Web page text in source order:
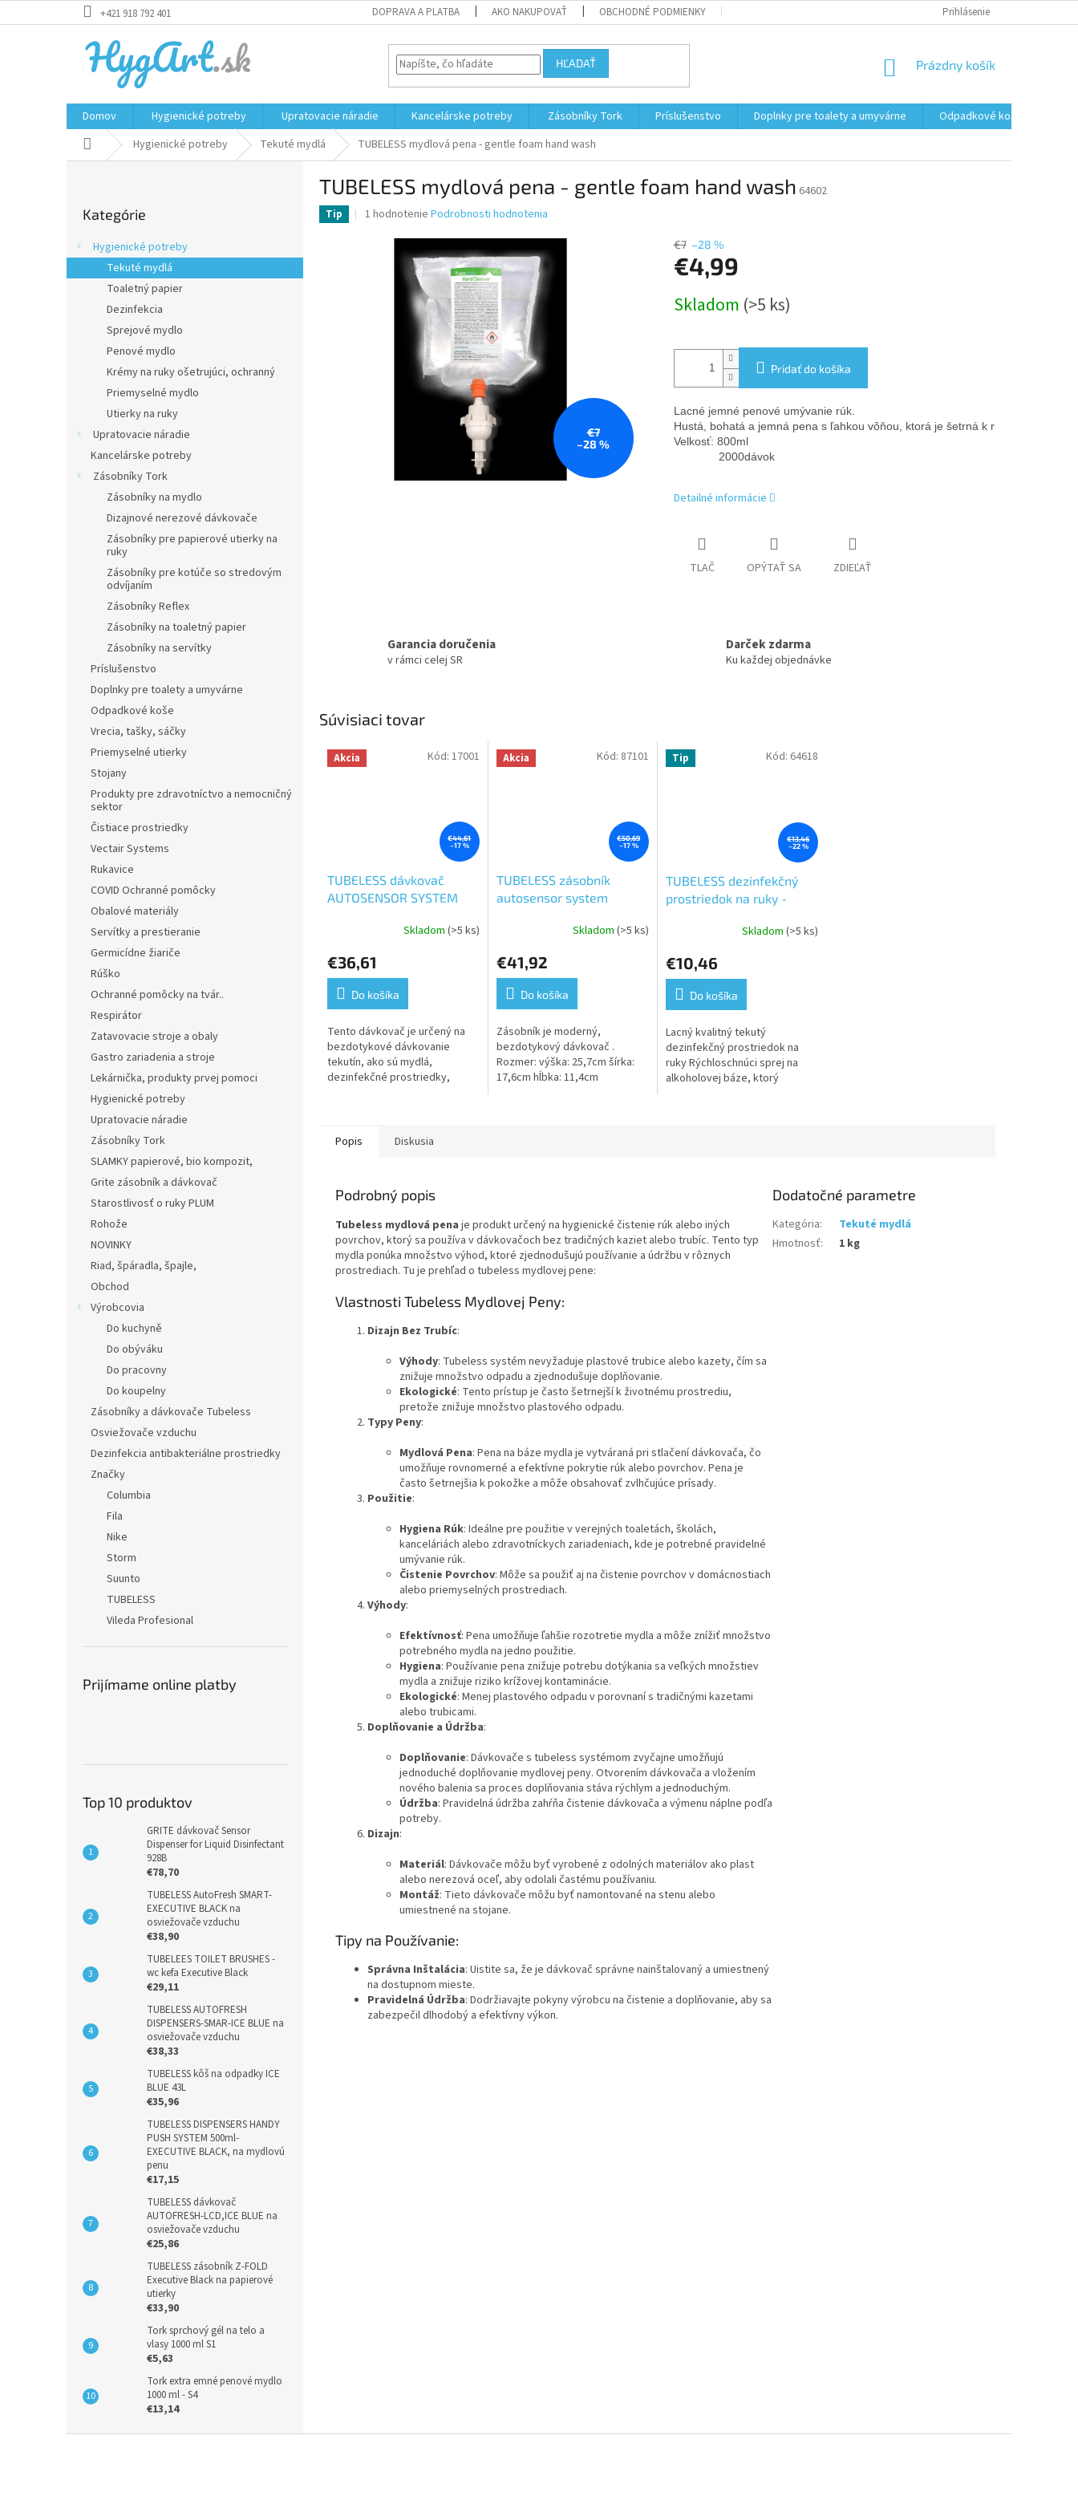
na
+421 918 792 401 DOPRAVA A PLATBA AKO NAKUPOVAŤ OBCHODNÉ PODMIENKY FORMULÁR NA
Prihlásenie
HĽADAŤ
NÁKUPNÝ
Prázdny košík
Domov Hygienické potreby Upratovacie náradie Kancelárske potreby Zásobníky Tork Príslušenstvo Doplnky pre toalety a umyvárne Odpadkové koše
Domov Hygienické potreby Tekuté mydlá TUBELESS mydlová pena - gentle foam hand wash
p
a
kategórie
Kategórie
Hygienické potreby
Tekuté mydlá
Toaletný papier
Dezinfekcia
Sprejové mydlo
Penové mydlo
Krémy na ruky ošetrujúci, ochranný
Priemyselné mydlo
Utierky na ruky
Upratovacie náradie
Kancelárske potreby
Zásobníky Tork
Zásobníky na mydlo
Dizajnové nerezové dávkovače
Zásobníky pre papierové utierky na
ruky
Zásobníky pre kotúče so stredovým
odvíjaním
Zásobníky Reflex
Zásobníky na toaletný papier
Zásobníky na servítky
Príslušenstvo
Doplnky pre toalety a umyvárne
Odpadkové koše
Vrecia, tašky, sáčky
Priemyselné utierky
Stojany
Produkty pre zdravotníctvo a nemocničný
sektor
Čistiace prostriedky
Vectair Systems
Rukavice
COVID Ochranné pomôcky
Obalové materiály
Servítky a prestieranie
Germicídne žiariče
Rúško
Ochranné pomôcky na tvár..
Respirátor
Zatavovacie stroje a obaly
Gastro zariadenia a stroje
Lekárnička, produkty prvej pomoci
Hygienické potreby
Upratovacie náradie
Zásobníky Tork
SLAMKY papierové, bio kompozit,
Grite zásobník a dávkovač
Starostlivosť o ruky PLUM
Rohože
NOVINKY
Riad, špáradla, špajle,
Obchod
Výrobcovia
Do kuchyně
Do obýváku
Do pracovny
Do koupelny
Zásobníky a dávkovače Tubeless
Osviežovače vzduchu
Dezinfekcia antibakteriálne prostriedky
Značky
Columbia
Fila
Nike
Storm
Suunto
TUBELESS
Vileda Profesional
Prijímame online platby
Top 10 produktov
GRITE dávkovač Sensor
Dispenser for Liquid Disinfectant
928B
€78,70
TUBELESS AutoFresh SMART-
EXECUTIVE BLACK na
osviežovače vzduchu
€38,90
TUBELEES TOILET BRUSHES -
wc kefa Executive Black
€29,11
TUBELESS AUTOFRESH
DISPENSERS-SMAR-ICE BLUE na
osviežovače vzduchu
€38,33
TUBELESS kôš na odpadky ICE
BLUE 43L
€35,96
TUBELESS DISPENSERS HANDY
PUSH SYSTEM 500ml-
EXECUTIVE BLACK, na mydlovú
penu
€17,15
TUBELESS dávkovač
AUTOFRESH-LCD,ICE BLUE na
osviežovače vzduchu
€25,86
TUBELESS zásobník Z-FOLD
Executive Black na papierové
utierky
€33,90
Tork sprchový gél na telo a
vlasy 1000 ml S1
€5,63
Tork extra emné penové mydlo
1000 ml - S4
€13,14
TUBELESS mydlová pena - gentle foam hand wash 64602
Tip
Priemerné
produktu
hviezdičiek.
1 hodnotenie Podrobnosti hodnotenia
€7
–28 %
€7 –28 %
€4,99
cena:
Skladom (>5 ks)
Pridať do košíka
Lacné jemné penové umývanie rúk.
Hustá, bohatá a jemná pena s ľahkou vôňou, ktorá je šetrná k rukám.
Velkosť: 800ml
              2000dávok
Detailné informácie
TLAČ OPÝTAŤ SA ZDIEĽAŤ
Garancia doručenia
v rámci celej SR
Darček zdarma
Ku každej objednávke
Súvisiaci tovar
Akcia
€44,61
–17 %
TUBELESS dávkovač
AUTOSENSOR SYSTEM
Skladom (>5 ks)
€36,61
Do košíka
Tento dávkovač je určený na
bezdotykové dávkovanie
tekutín, ako sú mydlá,
dezinfekčné prostriedky,
Kód: 17001 Akcia
€50,69
–17 %
TUBELESS zásobník
autosensor system
produktu
je
5,0
z
5
hviezdičiek.
Skladom (>5 ks)
€41,92
Do košíka
Zásobník je moderný,
bezdotykový dávkovač .
Rozmer: výška: 25,7cm šírka:
17,6cm hĺbka: 11,4cm
Kód: 87101 Tip
€13,46
–22 %
TUBELESS dezinfekčný
prostriedok na ruky -
produktu
je
5,0
z
5
hviezdičiek.
Skladom(>5 ks)
€10,46
Do košíka
Lacný kvalitný tekutý
dezinfekčný prostriedok na
ruky Rýchloschnúci sprej na
alkoholovej báze, ktorý
Kód: 64618
Popis Diskusia
Podrobný popis
Tubeless mydlová pena je produkt určený na hygienické čistenie rúk alebo iných
povrchov, ktorý sa používa v dávkovačoch bez tradičných kaziet alebo trubíc. Tento typ
mydla ponúka množstvo výhod, ktoré zjednodušujú používanie a údržbu v rôznych
prostrediach. Tu je prehľad o tubeless mydlovej pene:
Vlastnosti Tubeless Mydlovej Peny:
Dizajn Bez Trubíc:
Výhody: Tubeless systém nevyžaduje plastové trubice alebo kazety, čím sa
znižuje množstvo odpadu a zjednodušuje doplňovanie.
Ekologické: Tento prístup je často šetrnejší k životnému prostrediu,
pretože znižuje množstvo plastového odpadu.
Typy Peny:
Mydlová Pena: Pena na báze mydla je vytváraná pri stlačení dávkovača, čo
umožňuje rovnomerné a efektívne pokrytie rúk alebo povrchov. Pena je
často šetrnejšia k pokožke a môže obsahovať zvlhčujúce prísady.
Použitie:
Hygiena Rúk: Ideálne pre použitie v verejných toaletách, školách,
kanceláriách alebo zdravotníckych zariadeniach, kde je potrebné pravidelné
umývanie rúk.
Čistenie Povrchov: Môže sa použiť aj na čistenie povrchov v domácnostiach
alebo priemyselných prostrediach.
Výhody:
Efektívnosť: Pena umožňuje ľahšie rozotretie mydla a môže znížiť množstvo
potrebného mydla na jedno použitie.
Hygiena: Používanie pena znižuje potrebu dotýkania sa veľkých množstiev
mydla a znižuje riziko krížovej kontaminácie.
Ekologické: Menej plastového odpadu v porovnaní s tradičnými kazetami
alebo trubicami.
Doplňovanie a Údržba:
Doplňovanie: Dávkovače s tubeless systémom zvyčajne umožňujú
jednoduché doplňovanie mydlovej peny. Otvorením dávkovača a vložením
nového balenia sa proces doplňovania stáva rýchlym a jednoduchým.
Údržba: Pravidelná údržba zahŕňa čistenie dávkovača a výmenu náplne podľa
potreby.
Dizajn:
Materiál: Dávkovače môžu byť vyrobené z odolných materiálov ako plast
alebo nerezová oceľ, aby odolali častému používaniu.
Montáž: Tieto dávkovače môžu byť namontované na stenu alebo
umiestnené na stojane.
Tipy na Používanie:
Správna Inštalácia: Uistite sa, že je dávkovač správne nainštalovaný a umiestnený
na dostupnom mieste.
Pravidelná Údržba: Dodržiavajte pokyny výrobcu na čistenie a doplňovanie, aby sa
zabezpečil dlhodobý a efektívny výkon.
Dodatočné parametre
Kategória:
Tekuté mydlá
Hmotnosť: 1 kg